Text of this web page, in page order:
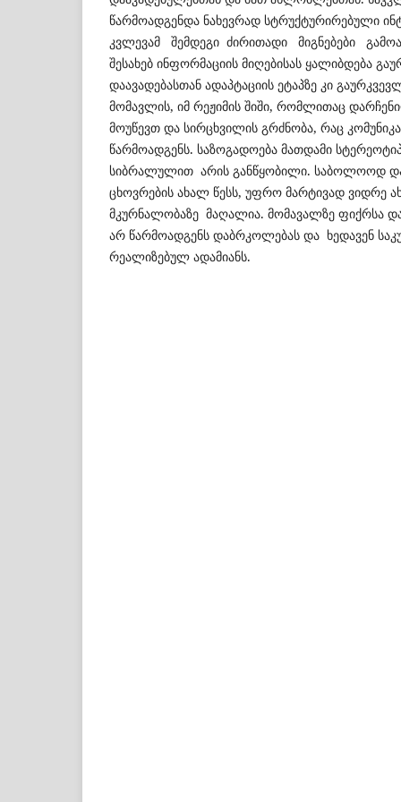
წარმოადგენდა ნახევრად სტრუქტურირებული
კვლევამ შემდეგი ძირითადი მიგნებები
შესახებ ინფორმაციის მიღებისას ყალიბდება
დაავადებასთან ადაპტაციის ეტაპზე კი
მომავლის, იმ რეჟიმის შიში, რომლითაც
მოუწევთ და სირცხვილის გრძნობა, რაც
წარმოადგენს. საზოგადოება მათდამი
სიბრალულით არის განწყობილი. საბოლოოდ
ცხოვრების ახალ წესს, უფრო მარტივად ვიდრე
მკურნალობაზე მაღალია. მომავალზე ფიქრსა და
არ წარმოადგენს დაბრკოლებას და ხედავენ
რეალიზებულ ადამიანს.